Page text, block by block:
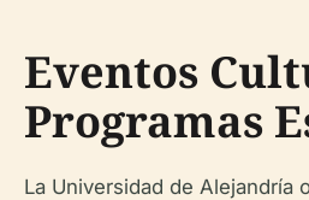
Eventos
Programas
La Universidad de Alejandría